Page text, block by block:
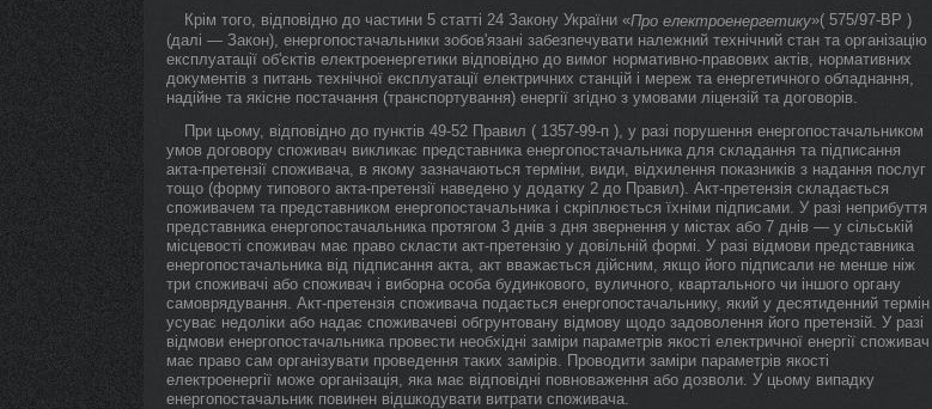
Крім того, відповідно до частини 5 статті 24 Закону України «Про електроенергетику»( 575/97-ВР )
(далі — Закон), енергопостачальники зобов'язані забезпечувати належний технічний стан та організацію
експлуатації об'єктів електроенергетики відповідно до вимог нормативно-правових актів, нормативних
документів з питань технічної експлуатації електричних станцій і мереж та енергетичного обладнання,
надійне та якісне постачання (транспортування) енергії згідно з умовами ліцензій та договорів.
При цьому, відповідно до пунктів 49-52 Правил ( 1357-99-п ), у разі порушення енергопостачальником
умов договору споживач викликає представника енергопостачальника для складання та підписання
акта-претензії споживача, в якому зазначаються терміни, види, відхилення показників з надання послуг
тощо (форму типового акта-претензії наведено у додатку 2 до Правил). Акт-претензія складається
споживачем та представником енергопостачальника і скріплюється їхніми підписами. У разі неприбуття
представника енергопостачальника протягом 3 днів з дня звернення у містах або 7 днів — у сільській
місцевості споживач має право скласти акт-претензію у довільній формі. У разі відмови представника
енергопостачальника від підписання акта, акт вважається дійсним, якщо його підписали не менше ніж
три споживачі або споживач і виборна особа будинкового, вуличного, квартального чи іншого органу
самоврядування. Акт-претензія споживача подається енергопостачальнику, який у десятиденний термін
усуває недоліки або надає споживачеві обгрунтовану відмову щодо задоволення його претензій. У разі
відмови енергопостачальника провести необхідні заміри параметрів якості електричної енергії споживач
має право сам організувати проведення таких замірів. Проводити заміри параметрів якості
електроенергії може організація, яка має відповідні повноваження або дозволи. У цьому випадку
енергопостачальник повинен відшкодувати витрати споживача.